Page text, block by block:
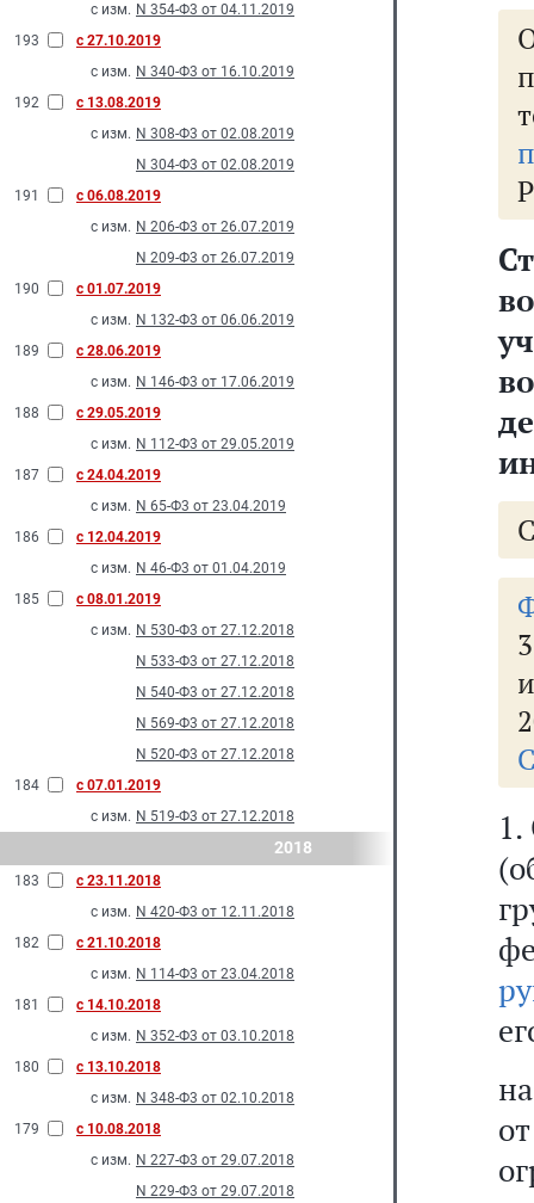
с изм. N 354-Ф3 от 04.11.2019
193
с 27.10.2019
с изм. N 340-Ф3 от 16.10.2019
192
с 13.08.2019
с изм. N 308-Ф3 от 02.08.2019
N 304-Ф3 от 02.08.2019
191
с 06.08.2019
с изм. N 206-Ф3 от 26.07.2019
N 209-Ф3 от 26.07.2019
190
с 01.07.2019
с изм. N 132-Ф3 от 06.06.2019
189
с 28.06.2019
с изм. N 146-Ф3 от 17.06.2019
188
с 29.05.2019
с изм. N 112-Ф3 от 29.05.2019
187
с 24.04.2019
с изм. N 65-Ф3 от 23.04.2019
186
с 12.04.2019
с изм. N 46-Ф3 от 01.04.2019
185
с 08.01.2019
с изм. N 530-Ф3 от 27.12.2018
N 533-Ф3 от 27.12.2018
N 540-Ф3 от 27.12.2018
N 569-Ф3 от 27.12.2018
N 520-Ф3 от 27.12.2018
184
с 07.01.2019
с изм. N 519-Ф3 от 27.12.2018
2018
183
с 23.11.2018
с изм. N 420-Ф3 от 12.11.2018
182
с 21.10.2018
с изм. N 114-Ф3 от 23.04.2018
181
с 14.10.2018
с изм. N 352-Ф3 от 03.10.2018
180
с 13.10.2018
с изм. N 348-Ф3 от 02.10.2018
179
с 10.08.2018
с изм. N 227-Ф3 от 29.07.2018
N 229-Ф3 от 29.07.2018